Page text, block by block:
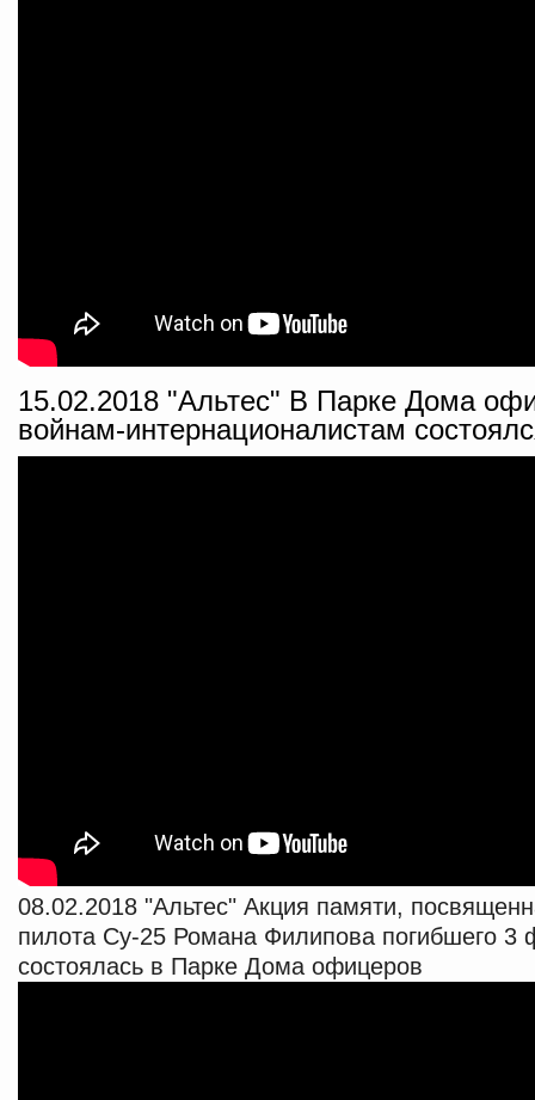
15.02.2018 "Альтес" В Парке Дома
войнам-интернационалистам
08.02.2018 "Альтес" Акция памяти,
пилота Су-25 Романа Филипова погибшего 3
состоялась в Парке Дома офицеров